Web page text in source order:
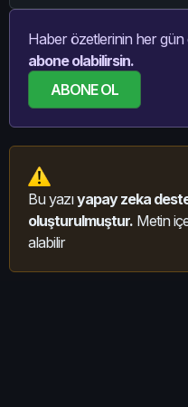
Haber özetlerinin her gün
abone olabilirsin.
ABONE OL
Bu yazıyapay zeka
oluşturulmuştur. Metin
alabilir